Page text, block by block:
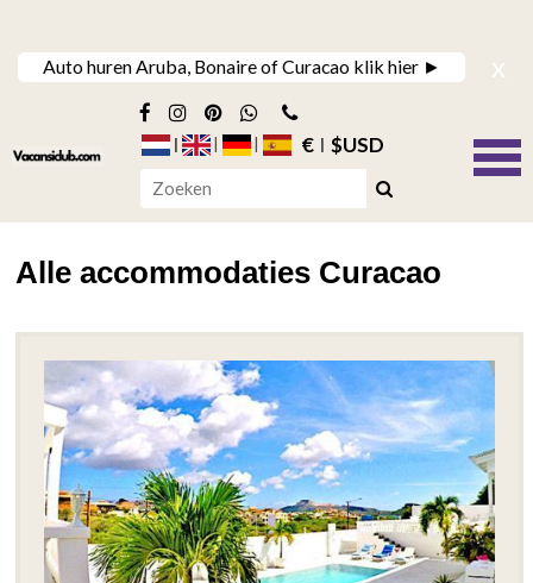
Auto huren Aruba, Bonaire of Curacao klik hier ► x
€ $USD
Alle accommodaties Curacao